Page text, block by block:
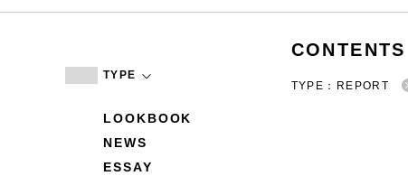
TYPE
LOOKBOOK
NEWS
ESSAY
CONTENTS
TYPE：REPORT